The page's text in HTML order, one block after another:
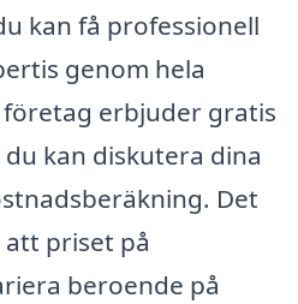
kan få professionell
genom hela
erbjuder gratis
kan diskutera dina
Det
priset på
beroende på